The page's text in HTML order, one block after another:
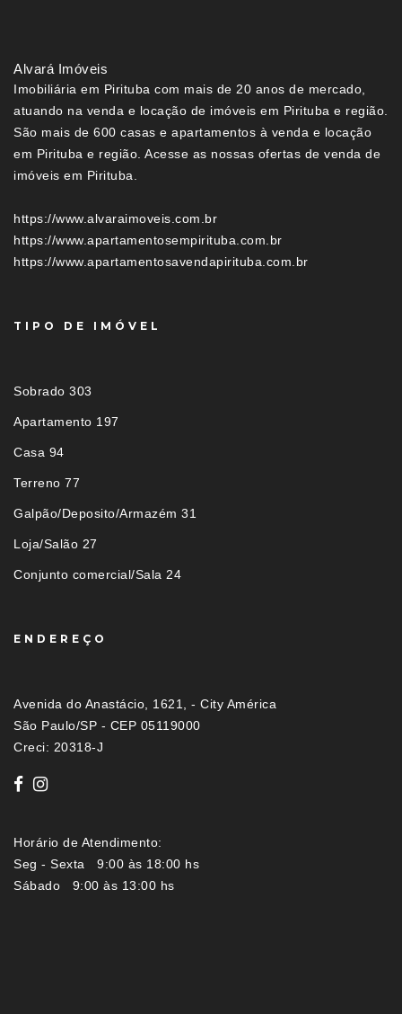
Alvará Imóveis
Imobiliária em Pirituba com mais de 20 anos de mercado,
atuando na venda e locação de imóveis em Pirituba e região.
São mais de 600 casas e apartamentos à venda e locação
em Pirituba e região. Acesse as nossas ofertas de venda de
imóveis em Pirituba.
https://www.alvaraimoveis.com.br
https://www.apartamentosempirituba.com.br
https://www.apartamentosavendapirituba.com.br
TIPO DE IMÓVEL
Sobrado 303
Apartamento 197
Casa 94
Terreno 77
Galpão/Deposito/Armazém 31
Loja/Salão 27
Conjunto comercial/Sala 24
ENDEREÇO
Avenida do Anastácio, 1621, - City América
São Paulo/SP - CEP 05119000
Creci: 20318-J
Horário de Atendimento:
Seg - Sexta 9:00 às 18:00 hs
Sábado 9:00 às 13:00 hs